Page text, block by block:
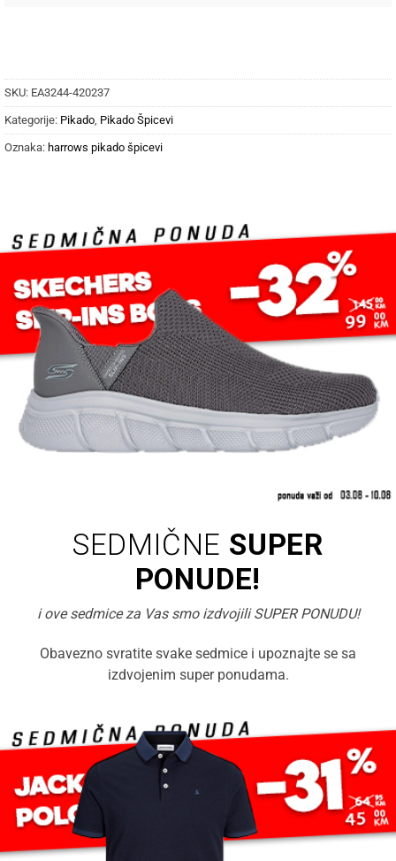
SKU: EA3244-420237
Kategorije: Pikado Pikado Špicevi
Oznaka: harrows pikado špicevi
SEDMIČNE SUPER
PONUDE!
i ove sedmice za Vas smo izdvojili SUPER PONUDU!
Obavezno svratite svake sedmice i upoznajte se sa
izdvojenim super ponudama.